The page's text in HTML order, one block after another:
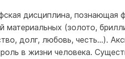
дисциплина, познающая
материальных (золото,
долг, любовь, честь…).
в жизни человека.